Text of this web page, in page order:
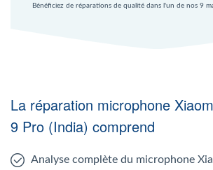
Bénéficiez de réparations de qualité dans l'un de nos 9
La réparation microphone
9 Pro (India) comprend
Analyse complète du microphone